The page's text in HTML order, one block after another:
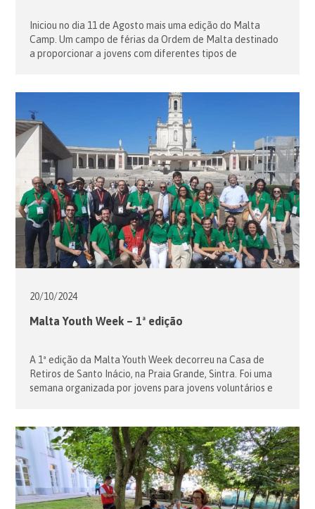
Iniciou no dia 11 de Agosto mais uma edição do Malta
Camp. Um campo de férias da Ordem de Malta destinado
a proporcionar a jovens com diferentes tipos de
delegação de voluntários e uma convidada. Durante os
vários […]
20/10/2024
Malta Youth Week – 1ª edição
A 1ª edição da Malta Youth Week decorreu na Casa de
Retiros de Santo Inácio, na Praia Grande, Sintra. Foi uma
semana organizada por jovens para jovens voluntários e
Santuário de Fátima, muita diversão e convívio e uma […]